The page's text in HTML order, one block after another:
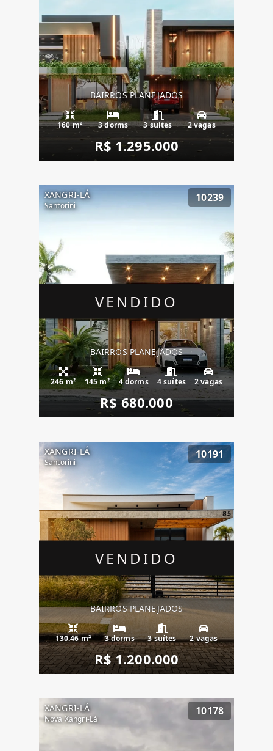
BAIRROS PLANEJADOS
160 m² 3 dorms 3 suítes 2 vagas
R$ 1.295.000
VENDIDO
XANGRI-LÁ
Santorini
10239
BAIRROS PLANEJADOS
246 m² 145 m² 4 dorms 4 suítes 2 vagas
R$ 680.000
VENDIDO
XANGRI-LÁ
Santorini
10191
BAIRROS PLANEJADOS
130.46 m² 3 dorms 3 suítes 2 vagas
R$ 1.200.000
XANGRI-LÁ
Nova Xangri-Lá
10178